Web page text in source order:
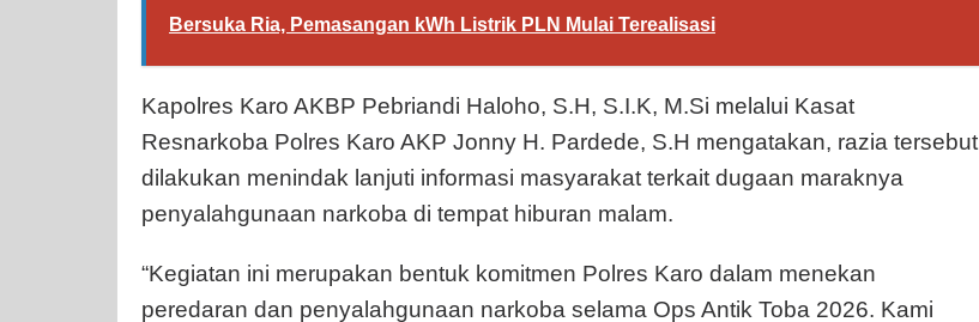
Bersuka Ria, Pemasangan kWh Listrik PLN Mulai Terealisasi
Kapolres Karo AKBP Pebriandi Haloho, S.H, S.I.K, M.Si melalui Kasat
Resnarkoba Polres Karo AKP Jonny H. Pardede, S.H mengatakan, razia tersebut
dilakukan menindak lanjuti informasi masyarakat terkait dugaan maraknya
penyalahgunaan narkoba di tempat hiburan malam.
“Kegiatan ini merupakan bentuk komitmen Polres Karo dalam menekan
peredaran dan penyalahgunaan narkoba selama Ops Antik Toba 2026. Kami